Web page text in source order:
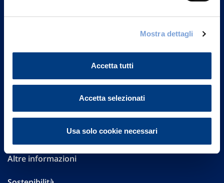
Mostra dettagli
Accetta tutti
Accetta selezionati
Usa solo cookie necessari
20149 Milano
FAQ
Governance
Investor Relations
Altre informazioni